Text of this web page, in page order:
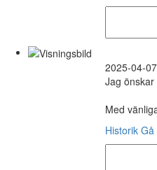
2025-04-
Jag
Med
Historik Gå